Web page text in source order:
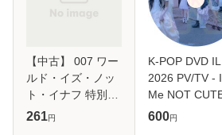
【中古】 007 ワー
ルド・イズ・ノッ
ト・イナフ 特別編
[DVD] / 20世紀フ
261円
K-POP DVD
2026 PV/TV -
Me NOT
ANYMORE
600円